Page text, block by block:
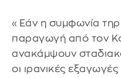
«Εάν η συμφωνία
παραγωγή από τον
ανακάμψουν
οι ιρανικές